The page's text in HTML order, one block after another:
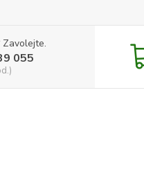
Zavolejte.
055